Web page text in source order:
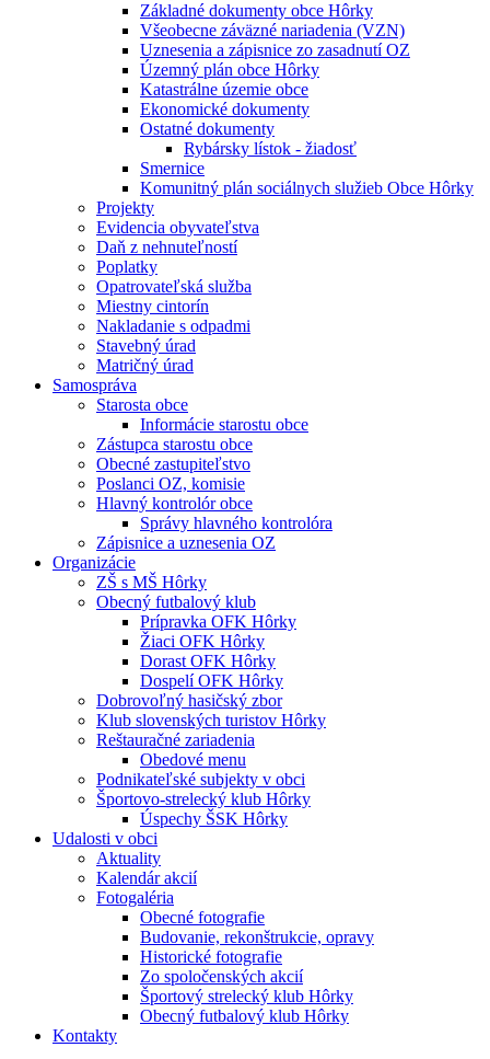
Základné dokumenty obce Hôrky
Všeobecne záväzné nariadenia (VZN)
Uznesenia a zápisnice zo zasadnutí OZ
Územný plán obce Hôrky
Katastrálne územie obce
Ekonomické dokumenty
Ostatné dokumenty
Rybársky lístok - žiadosť
Smernice
Komunitný plán sociálnych služieb Obce Hôrky
Projekty
Evidencia obyvateľstva
Daň z nehnuteľností
Poplatky
Opatrovateľská služba
Miestny cintorín
Nakladanie s odpadmi
Stavebný úrad
Matričný úrad
Samospráva
Starosta obce
Informácie starostu obce
Zástupca starostu obce
Obecné zastupiteľstvo
Poslanci OZ, komisie
Hlavný kontrolór obce
Správy hlavného kontrolóra
Zápisnice a uznesenia OZ
Organizácie
ZŠ s MŠ Hôrky
Obecný futbalový klub
Prípravka OFK Hôrky
Žiaci OFK Hôrky
Dorast OFK Hôrky
Dospelí OFK Hôrky
Dobrovoľný hasičský zbor
Klub slovenských turistov Hôrky
Reštauračné zariadenia
Obedové menu
Podnikateľské subjekty v obci
Športovo-strelecký klub Hôrky
Úspechy ŠSK Hôrky
Udalosti v obci
Aktuality
Kalendár akcií
Fotogaléria
Obecné fotografie
Budovanie, rekonštrukcie, opravy
Historické fotografie
Zo spoločenských akcií
Športový strelecký klub Hôrky
Obecný futbalový klub Hôrky
Kontakty